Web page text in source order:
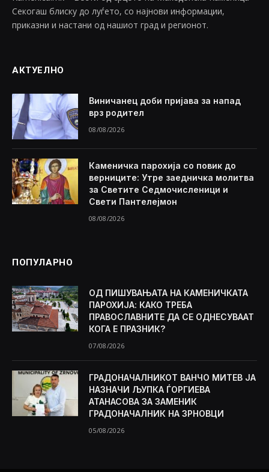
Секогаш блиску до луѓето, со најнови информации,
приказни и настани од нашиот град и регионот.
АКТУЕЛНО
Виничанец доби пријава за напад
врз родител
08/08/2026
Каменичка парохија со повик до
верниците: Утре заедничка молитва
за Светите Седмочисленици и
Свети Пантелејмон
08/08/2026
ПОПУЛАРНО
ОД ПИШУВАЊАТА НА КАМЕНИЧКАТА
ПАРОХИЈА: КАКО ТРЕБА
ПРАВОСЛАВНИТЕ ДА СЕ ОДНЕСУВААТ
КОГА Е ПРАЗНИК?
07/08/2026
ГРАДОНАЧАЛНИКОТ ВАНЧО МИТЕВ ЈА
НАЗНАЧИ ЉУПКА ЃОРГИЕВА
АТАНАСОВА ЗА ЗАМЕНИК
ГРАДОНАЧАЛНИК НА ЗРНОВЦИ
05/08/2026